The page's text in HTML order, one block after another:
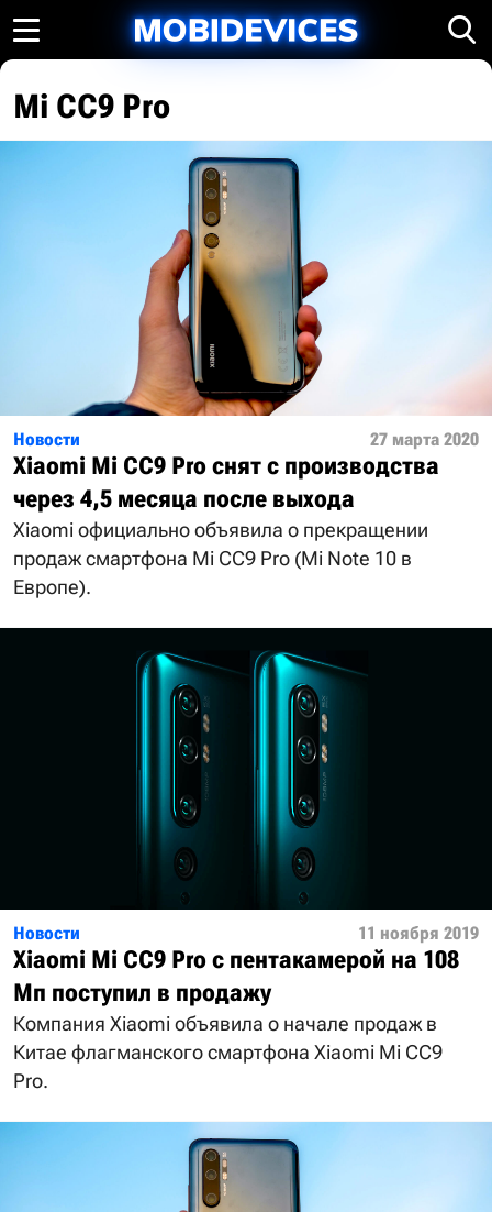
Mi CC9 Pro
Новости 27 марта 2020
Xiaomi Mi CC9 Pro снят с производства
через 4,5 месяца после выхода
Xiaomi официально объявила о прекращении
продаж смартфона Mi CC9 Pro (Mi Note 10 в
Европе).
Новости 11 ноября 2019
Xiaomi Mi CC9 Pro с пентакамерой на 108
Мп поступил в продажу
Компания Xiaomi объявила о начале продаж в
Китае флагманского смартфона Xiaomi Mi CC9
Pro.